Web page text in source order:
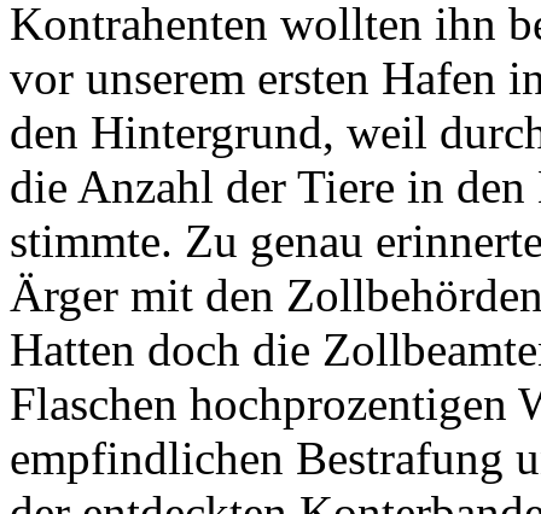
Kontrahenten wollten ihn
vor unserem ersten Hafen
den Hintergrund, weil
die Anzahl der Tiere in
stimmte. Zu genau
Ärger mit den
Hatten doch die
Flaschen hochprozentigen
empfindlichen Bestrafung